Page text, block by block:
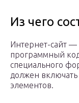
Из чего
Интернет-сайт —
программный
специального
должен
элементов.